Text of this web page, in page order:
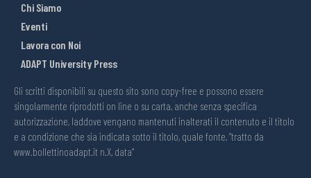
Chi Siamo
Eventi
Lavora con Noi
ADAPT University Press
Gli scritti disponibili su questo sito sono copy-free e possono essere
singolarmente riprodotti on line o su carta, anche senza specifica
autorizzazione, laddove vengano mantenuti inalterati il contenuto e il titolo
e a condizione che sia indicata sotto il titolo, quale fonte, “tratto da
www.bollettinoadapt.it n.X, data“